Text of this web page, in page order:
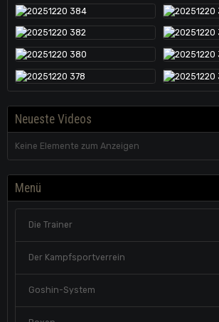
Neueste Videos
Keine Elemente zum Anzeigen
Menü
Die Trainer
Der Kampfsportverrein
Goshin-System